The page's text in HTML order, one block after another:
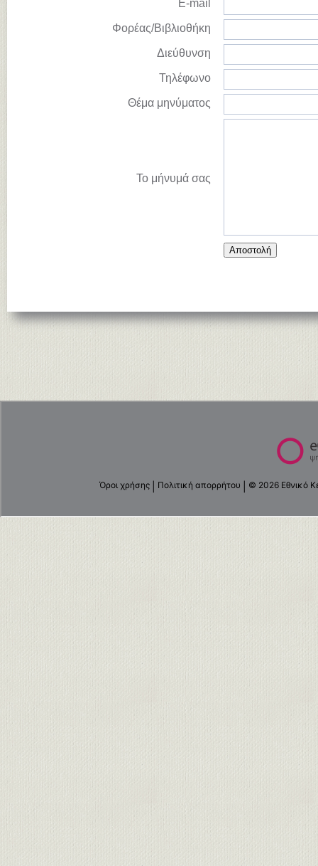
E-mail
Φορέας/Βιβλιοθήκη
Διεύθυνση
Τηλέφωνο
Θέμα μηνύματος
Το μήνυμά σας
Αποστολή